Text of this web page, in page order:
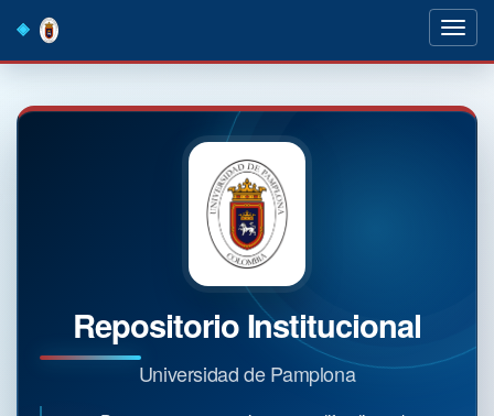
navigation
Repositorio Institucional
Universidad de Pamplona